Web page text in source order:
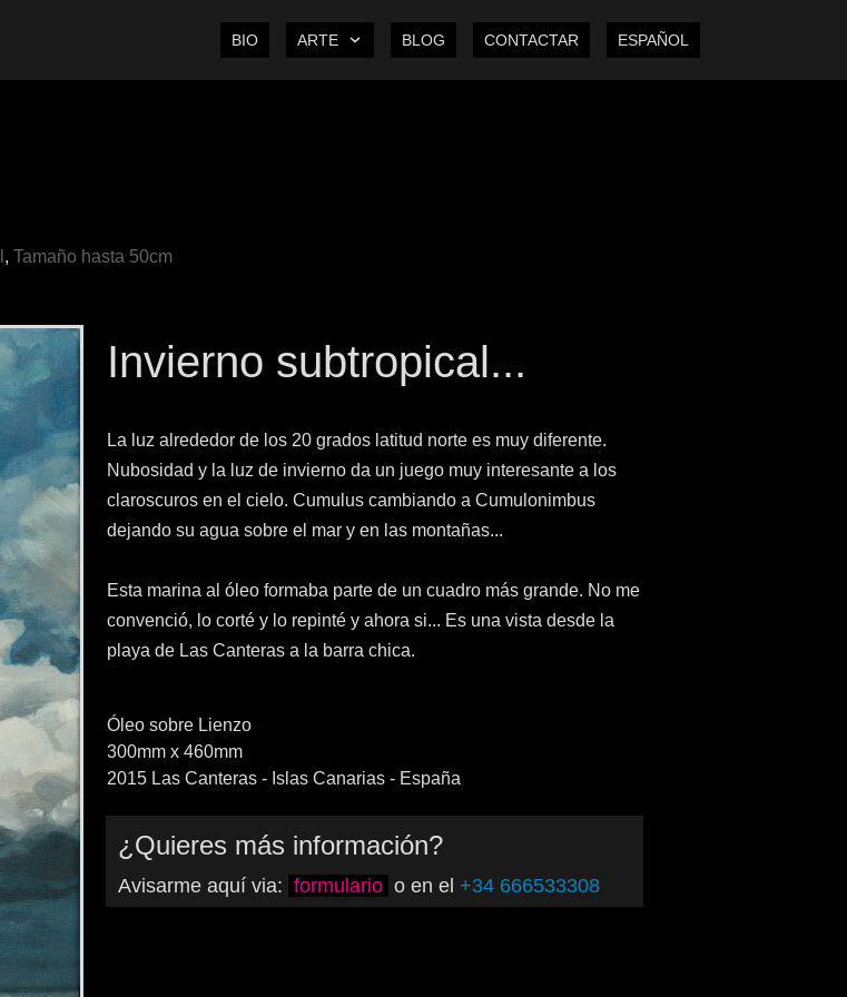
BIO ARTE BLOG CONTACTAR ESPAÑOL
, Tamaño hasta 50cm
Invierno subtropical...
La luz alrededor de los 20 grados latitud norte es muy diferente.
Nubosidad y la luz de invierno da un juego muy interesante a los
claroscuros en el cielo. Cumulus cambiando a Cumulonimbus
dejando su agua sobre el mar y en las montañas...
Esta marina al óleo formaba parte de un cuadro más grande. No me
convenció, lo corté y lo repinté y ahora si... Es una vista desde la
playa de Las Canteras a la barra chica.
Óleo sobre Lienzo
300mm x 460mm
2015 Las Canteras - Islas Canarias - España
¿Quieres más información?
Avisarme aquí via: formulario o en el +34 666533308